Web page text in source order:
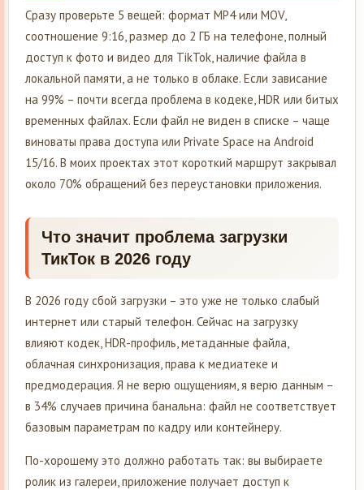
Сразу проверьте 5 вещей: формат MP4 или MOV,
соотношение 9:16, размер до 2 ГБ на телефоне, полный
доступ к фото и видео для TikTok, наличие файла в
локальной памяти, а не только в облаке. Если зависание
на 99% – почти всегда проблема в кодеке, HDR или битых
временных файлах. Если файл не виден в списке – чаще
виноваты права доступа или Private Space на Android
15/16. В моих проектах этот короткий маршрут закрывал
около 70% обращений без переустановки приложения.
Что значит проблема загрузки
ТикТок в 2026 году
В 2026 году сбой загрузки – это уже не только слабый
интернет или старый телефон. Сейчас на загрузку
влияют кодек, HDR-профиль, метаданные файла,
облачная синхронизация, права к медиатеке и
предмодерация. Я не верю ощущениям, я верю данным –
в 34% случаев причина банальна: файл не соответствует
базовым параметрам по кадру или контейнеру.
По-хорошему это должно работать так: вы выбираете
ролик из галереи, приложение получает доступ к